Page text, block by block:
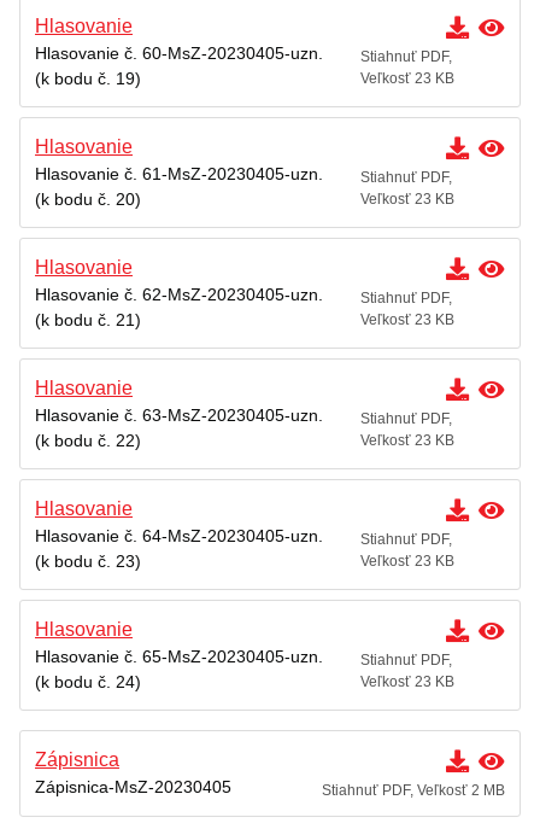
Hlasovanie
Hlasovanie č. 60-MsZ-20230405-uzn.
(k bodu č. 19)
Stiahnuť PDF,
Veľkosť 23 KB
Hlasovanie
Hlasovanie č. 61-MsZ-20230405-uzn.
(k bodu č. 20)
Stiahnuť PDF,
Veľkosť 23 KB
Hlasovanie
Hlasovanie č. 62-MsZ-20230405-uzn.
(k bodu č. 21)
Stiahnuť PDF,
Veľkosť 23 KB
Hlasovanie
Hlasovanie č. 63-MsZ-20230405-uzn.
(k bodu č. 22)
Stiahnuť PDF,
Veľkosť 23 KB
Hlasovanie
Hlasovanie č. 64-MsZ-20230405-uzn.
(k bodu č. 23)
Stiahnuť PDF,
Veľkosť 23 KB
Hlasovanie
Hlasovanie č. 65-MsZ-20230405-uzn.
(k bodu č. 24)
Stiahnuť PDF,
Veľkosť 23 KB
Zápisnica
Zápisnica-MsZ-20230405 Stiahnuť PDF, Veľkosť 2 MB